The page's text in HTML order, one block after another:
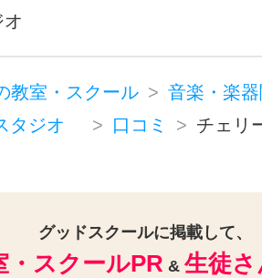
オ
教室・スクール
音楽・楽
タジオ 口コミ
チェリ
グッドスクールに掲載して、
・スクールPR & 生徒